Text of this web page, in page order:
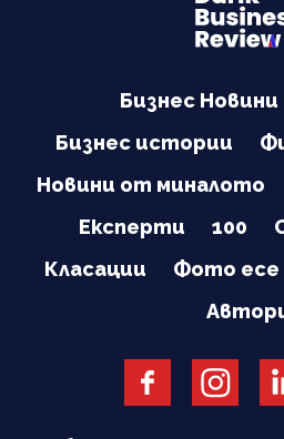
Бизнес Новини
Бизнес истории
Новини от миналото
Експерти
100
Класации
Фото есе